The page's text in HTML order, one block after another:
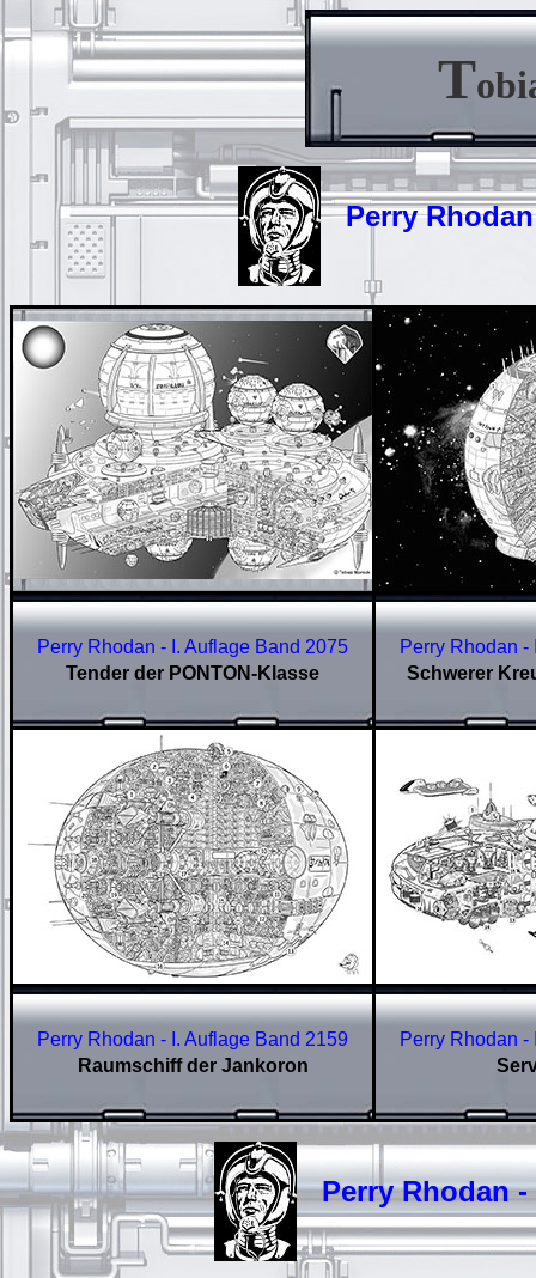
T
Perry Rhodan
Perry Rhodan - I. Auflage Band 2075
Tender der PONTON-Klasse
Perry Rhodan -
Schwerer
Perry Rhodan - I. Auflage Band 2159
Raumschiff der Jankoron
Perry Rhodan -
Perry Rhodan -